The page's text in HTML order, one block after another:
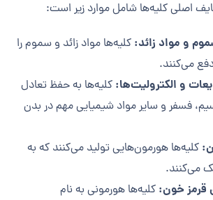
اصلی کلیه‌ها شامل موارد زیر است:
کلیه‌ها مواد زائد و سموم را
دفع می‌کنند.
کلیه‌ها به حفظ تعادل
فسفر و سایر مواد شیمیایی مهم در بدن
کلیه‌ها هورمون‌هایی تولید می‌کنند که به
می‌کنند.
کلیه‌ها هورمونی به نام